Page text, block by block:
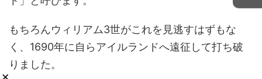
もちろんウィリアム3世がこれを見逃すはずもな
く、1690年に自らアイルランドへ遠征して打ち破
りました。